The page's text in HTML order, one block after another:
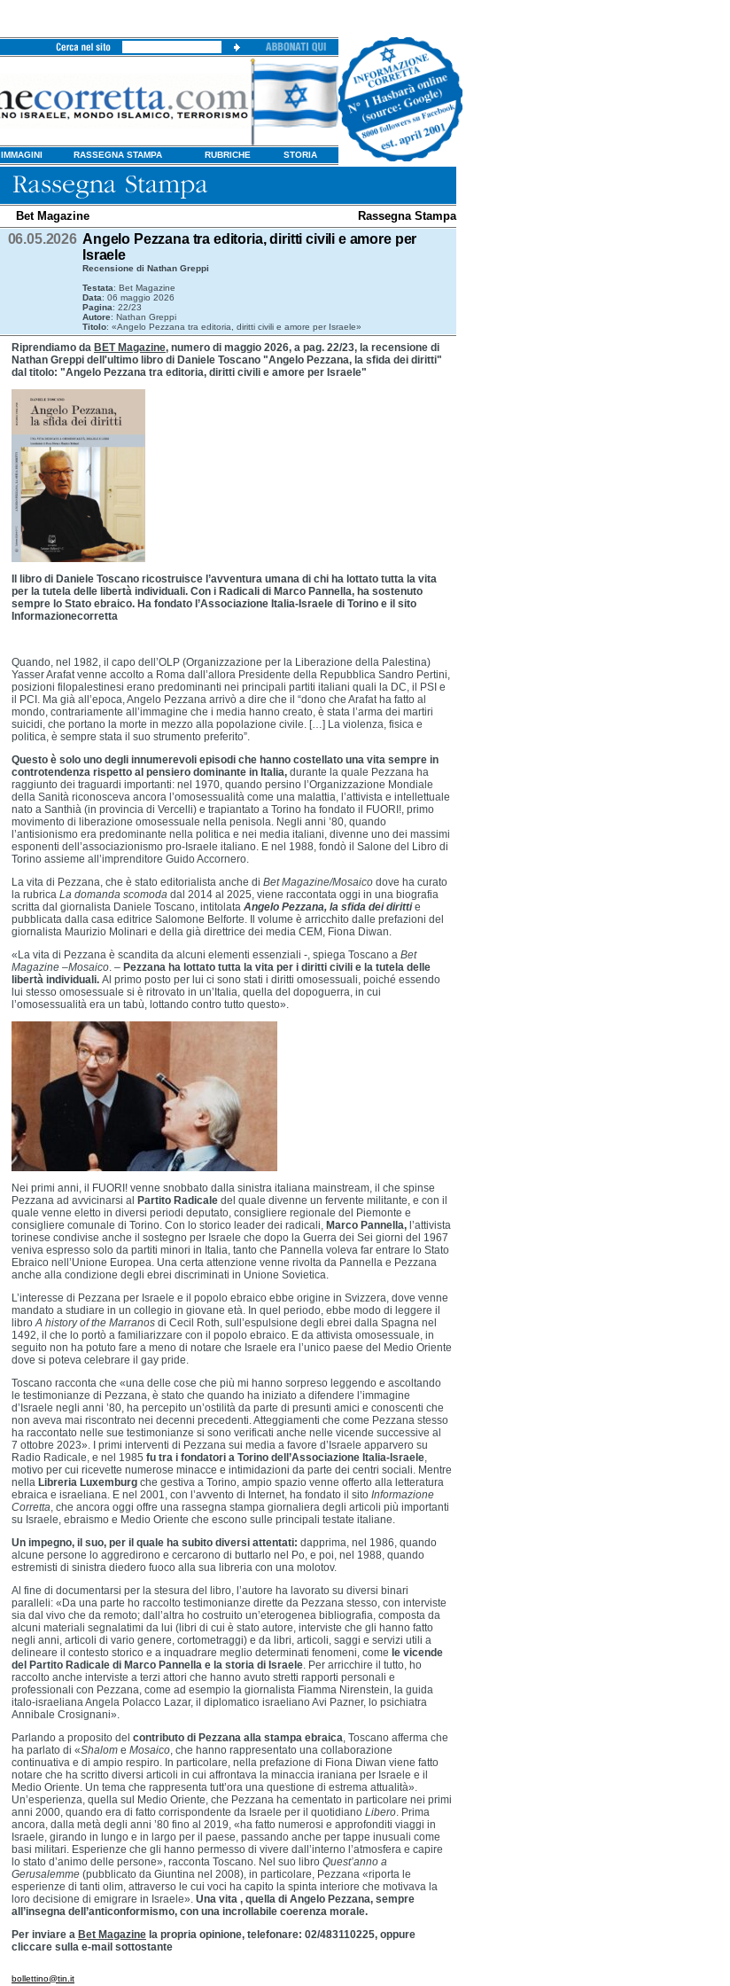
IMMAGINI RASSEGNA STAMPA RUBRICHE STORIA
Bet Magazine Rassegna Stampa
06.05.2026 Angelo Pezzana tra editoria, diritti civili e amore per
Israele
Recensione di Nathan Greppi
Testata: Bet Magazine
Data: 06 maggio 2026
Pagina: 22/23
Autore: Nathan Greppi
Titolo: «Angelo Pezzana tra editoria, diritti civili e amore per Israele»
Riprendiamo da BET Magazine, numero di maggio 2026, a pag. 22/23, la recensione di
Nathan Greppi dell'ultimo libro di Daniele Toscano "Angelo Pezzana, la sfida dei diritti"
dal titolo: "Angelo Pezzana tra editoria, diritti civili e amore per Israele"
Il libro di Daniele Toscano ricostruisce l’avventura umana di chi ha lottato tutta la vita
per la tutela delle libertà individuali. Con i Radicali di Marco Pannella, ha sostenuto
sempre lo Stato ebraico. Ha fondato l’Associazione Italia-Israele di Torino e il sito
Informazionecorretta
Quando, nel 1982, il capo dell’OLP (Organizzazione per la Liberazione della Palestina)
Yasser Arafat venne accolto a Roma dall’allora Presidente della Repubblica Sandro Pertini,
posizioni filopalestinesi erano predominanti nei principali partiti italiani quali la DC, il PSI e
il PCI. Ma già all’epoca, Angelo Pezzana arrivò a dire che il “dono che Arafat ha fatto al
mondo, contrariamente all’immagine che i media hanno creato, è stata l’arma dei martiri
suicidi, che portano la morte in mezzo alla popolazione civile. […] La violenza, fisica e
politica, è sempre stata il suo strumento preferito”.
Questo è solo uno degli innumerevoli episodi che hanno costellato una vita sempre in
controtendenza rispetto al pensiero dominante in Italia, durante la quale Pezzana ha
raggiunto dei traguardi importanti: nel 1970, quando persino l’Organizzazione Mondiale
della Sanità riconosceva ancora l’omosessualità come una malattia, l’attivista e intellettuale
nato a Santhià (in provincia di Vercelli) e trapiantato a Torino ha fondato il FUORI!, primo
movimento di liberazione omosessuale nella penisola. Negli anni ’80, quando
l’antisionismo era predominante nella politica e nei media italiani, divenne uno dei massimi
esponenti dell’associazionismo pro-Israele italiano. E nel 1988, fondò il Salone del Libro di
Torino assieme all’imprenditore Guido Accornero.
La vita di Pezzana, che è stato editorialista anche di Bet Magazine/Mosaico dove ha curato
la rubrica La domanda scomoda dal 2014 al 2025, viene raccontata oggi in una biografia
scritta dal giornalista Daniele Toscano, intitolata Angelo Pezzana, la sfida dei diritti e
pubblicata dalla casa editrice Salomone Belforte. Il volume è arricchito dalle prefazioni del
giornalista Maurizio Molinari e della già direttrice dei media CEM, Fiona Diwan.
«La vita di Pezzana è scandita da alcuni elementi essenziali -, spiega Toscano a Bet
Magazine –Mosaico. – Pezzana ha lottato tutta la vita per i diritti civili e la tutela delle
libertà individuali. Al primo posto per lui ci sono stati i diritti omosessuali, poiché essendo
lui stesso omosessuale si è ritrovato in un’Italia, quella del dopoguerra, in cui
l’omosessualità era un tabù, lottando contro tutto questo».
Nei primi anni, il FUORI! venne snobbato dalla sinistra italiana mainstream, il che spinse
Pezzana ad avvicinarsi al Partito Radicale del quale divenne un fervente militante, e con il
quale venne eletto in diversi periodi deputato, consigliere regionale del Piemonte e
consigliere comunale di Torino. Con lo storico leader dei radicali, Marco Pannella, l’attivista
torinese condivise anche il sostegno per Israele che dopo la Guerra dei Sei giorni del 1967
veniva espresso solo da partiti minori in Italia, tanto che Pannella voleva far entrare lo Stato
Ebraico nell’Unione Europea. Una certa attenzione venne rivolta da Pannella e Pezzana
anche alla condizione degli ebrei discriminati in Unione Sovietica.
L’interesse di Pezzana per Israele e il popolo ebraico ebbe origine in Svizzera, dove venne
mandato a studiare in un collegio in giovane età. In quel periodo, ebbe modo di leggere il
libroA history of the Marranos di Cecil Roth, sull’espulsione degli ebrei dalla Spagna nel
1492, il che lo portò a familiarizzare con il popolo ebraico. E da attivista omosessuale, in
seguito non ha potuto fare a meno di notare che Israele era l’unico paese del Medio Oriente
dove si poteva celebrare il gay pride.
Toscano racconta che «una delle cose che più mi hanno sorpreso leggendo e ascoltando
le testimonianze di Pezzana, è stato che quando ha iniziato a difendere l’immagine
d’Israele negli anni ’80, ha percepito un’ostilità da parte di presunti amici e conoscenti che
non aveva mai riscontrato nei decenni precedenti. Atteggiamenti che come Pezzana stesso
ha raccontato nelle sue testimonianze si sono verificati anche nelle vicende successive al
7 ottobre 2023». I primi interventi di Pezzana sui media a favore d’Israele apparvero su
Radio Radicale, e nel 1985 fu tra i fondatori a Torino dell’Associazione Italia-Israele,
motivo per cui ricevette numerose minacce e intimidazioni da parte dei centri sociali. Mentre
nella Libreria Luxemburg che gestiva a Torino, ampio spazio venne offerto alla letteratura
ebraica e israeliana. E nel 2001, con l’avvento di Internet, ha fondato il sito Informazione
Corretta, che ancora oggi offre una rassegna stampa giornaliera degli articoli più importanti
su Israele, ebraismo e Medio Oriente che escono sulle principali testate italiane.
Un impegno, il suo, per il quale ha subito diversi attentati: dapprima, nel 1986, quando
alcune persone lo aggredirono e cercarono di buttarlo nel Po, e poi, nel 1988, quando
estremisti di sinistra diedero fuoco alla sua libreria con una molotov.
Al fine di documentarsi per la stesura del libro, l’autore ha lavorato su diversi binari
paralleli: «Da una parte ho raccolto testimonianze dirette da Pezzana stesso, con interviste
sia dal vivo che da remoto; dall’altra ho costruito un’eterogenea bibliografia, composta da
alcuni materiali segnalatimi da lui (libri di cui è stato autore, interviste che gli hanno fatto
negli anni, articoli di vario genere, cortometraggi) e da libri, articoli, saggi e servizi utili a
delineare il contesto storico e a inquadrare meglio determinati fenomeni, come le vicende
del Partito Radicale di Marco Pannella e la storia di Israele. Per arricchire il tutto, ho
raccolto anche interviste a terzi attori che hanno avuto stretti rapporti personali e
professionali con Pezzana, come ad esempio la giornalista Fiamma Nirenstein, la guida
italo-israeliana Angela Polacco Lazar, il diplomatico israeliano Avi Pazner, lo psichiatra
Annibale Crosignani».
Parlando a proposito del contributo di Pezzana alla stampa ebraica, Toscano afferma che
ha parlato di «Shalom e Mosaico, che hanno rappresentato una collaborazione
continuativa e di ampio respiro. In particolare, nella prefazione di Fiona Diwan viene fatto
notare che ha scritto diversi articoli in cui affrontava la minaccia iraniana per Israele e il
Medio Oriente. Un tema che rappresenta tutt’ora una questione di estrema attualità».
Un’esperienza, quella sul Medio Oriente, che Pezzana ha cementato in particolare nei primi
anni 2000, quando era di fatto corrispondente da Israele per il quotidiano Libero. Prima
ancora, dalla metà degli anni ’80 fino al 2019, «ha fatto numerosi e approfonditi viaggi in
Israele, girando in lungo e in largo per il paese, passando anche per tappe inusuali come
basi militari. Esperienze che gli hanno permesso di vivere dall’interno l’atmosfera e capire
lo stato d’animo delle persone», racconta Toscano. Nel suo libro Quest’anno a
Gerusalemme (pubblicato da Giuntina nel 2008), in particolare, Pezzana «riporta le
esperienze di tanti olim, attraverso le cui voci ha capito la spinta interiore che motivava la
loro decisione di emigrare in Israele». Una vita , quella di Angelo Pezzana, sempre
all’insegna dell’anticonformismo, con una incrollabile coerenza morale.
Per inviare a Bet Magazine la propria opinione, telefonare: 02/483110225, oppure
cliccare sulla e-mail sottostante
bollettino@tin.it